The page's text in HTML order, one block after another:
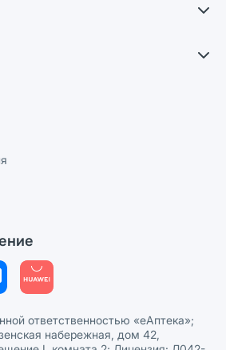
обработки персональных данных
ответственностью «еАптека»;
набережная, дом 42,